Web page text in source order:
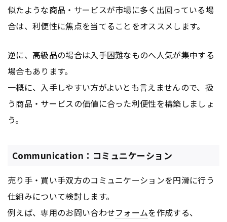
似たような商品・サービスが市場に多く出回っている場
合は、利便性に焦点を当てることをオススメします。
逆に、高級品の場合は入手困難なものへ人気が集中する
場合もあります。
一概に、入手しやすい方がよいとも言えませんので、扱
う商品・サービスの価値に合った利便性を構築しましょ
う。
Communication：コミュニケーション
売り手・買い手双方のコミュニケーションを円滑に行う
仕組みについて検討します。
例えば、専用のお問い合わせフォームを作成する、